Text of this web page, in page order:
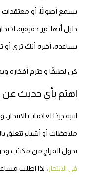
يسمع أصواتًا، أو
دليل أنها غير حقيقية، لا
يساعده، أخبره أنك ترى
كن لطيفًا واحترم أفكاره
اهتم بأي حديث عن
انتبه جيدًا لعلامات
ملاحظات أو أشياء تتعلق
تحول المزاج من مكتئب
في الانتحار، لذا اطلب